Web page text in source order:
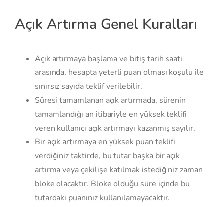
Açık Artırma Genel Kuralları
Açık artırmaya başlama ve bitiş tarih saati
arasında, hesapta yeterli puan olması koşulu ile
sınırsız sayıda teklif verilebilir.
Süresi tamamlanan açık artırmada, sürenin
tamamlandığı an itibariyle en yüksek teklifi
veren kullanıcı açık artırmayı kazanmış sayılır.
Bir açık artırmaya en yüksek puan teklifi
verdiğiniz taktirde, bu tutar başka bir açık
artırma veya çekilişe katılmak istediğiniz zaman
bloke olacaktır. Bloke olduğu süre içinde bu
tutardaki puanınız kullanılamayacaktır.